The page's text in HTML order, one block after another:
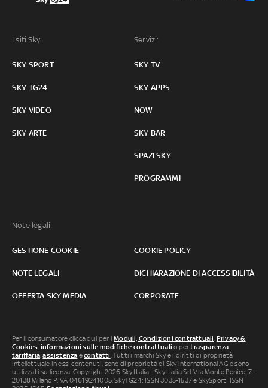
I siti Sky:
SKY SPORT
SKY TG24
SKY VIDEO
SKY ARTE
Servizi:
SKY TV
SKY APPS
NOW
SKY BAR
SPAZI SKY
PROGRAMMI
Note legali:
GESTIONE COOKIE COOKIE POLICY
NOTE LEGALI DICHIARAZIONE DI ACCESSIBILITÀ
OFFERTA SKY MEDIA CORPORATE
Per il consumatore clicca qui per iModuli, Condizioni contrattuali, Privacy &
Cookies, informazioni sulle modifiche contrattuali o pertrasparenza
tariffaria,assistenza econtatti. Tutti i marchi Sky e i diritti di proprietà
intellettuale in essi contenuti, sono di proprietà di Sky international AG e sono
utilizzati su licenza. Copyright 2026 Sky Italia - Sky Italia Srl Via Monte Penice, 7 -
20138 Milano P.IVA 04619241005. SkyTG24: ISSN 3035-1537 e SkySport: ISSN